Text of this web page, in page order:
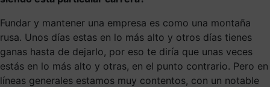
Fundar y mantener una empresa es como una montaña
rusa. Unos días estas en lo más alto y otros días tienes
ganas hasta de dejarlo, por eso te diría que unas veces
estás en lo más alto y otras, en el punto contrario. Pero en
líneas generales estamos muy contentos, con un notable